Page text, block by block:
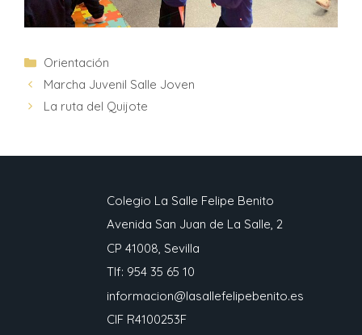
Orientación
Marcha Juvenil Salle Joven
La ruta del Quijote
Colegio La Salle Felipe Benito
Avenida San Juan de La Salle, 2
CP 41008, Sevilla
Tlf: 954 35 65 10
informacion@lasallefelipebenito.es
CIF R4100253F